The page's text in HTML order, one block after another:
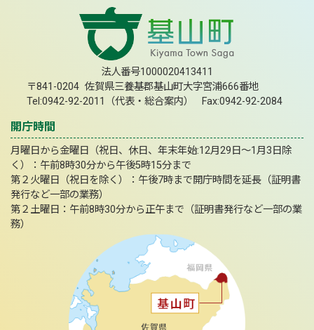
法人番号1000020413411
〒841-0204 佐賀県三養基郡基山町大字宮浦666番地
Tel:0942-92-2011（代表・総合案内） Fax:0942-92-2084
開庁時間
月曜日から金曜日（祝日、休日、年末年始:12月29日～1月3日除
く）：午前8時30分から午後5時15分まで
第２火曜日（祝日を除く）：午後7時まで開庁時間を延長（証明書
発行など一部の業務）
第２土曜日：午前8時30分から正午まで（証明書発行など一部の業
務）